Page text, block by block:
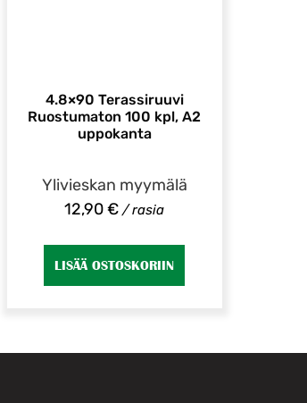
4.8×90 Terassiruuvi
Ruostumaton 100 kpl, A2
uppokanta
Ylivieskan myymälä
12,90€ / rasia
LISÄÄ OSTOSKORIIN